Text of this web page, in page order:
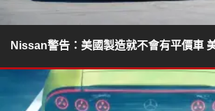
Nissan警告：美國製造就不會有平價車